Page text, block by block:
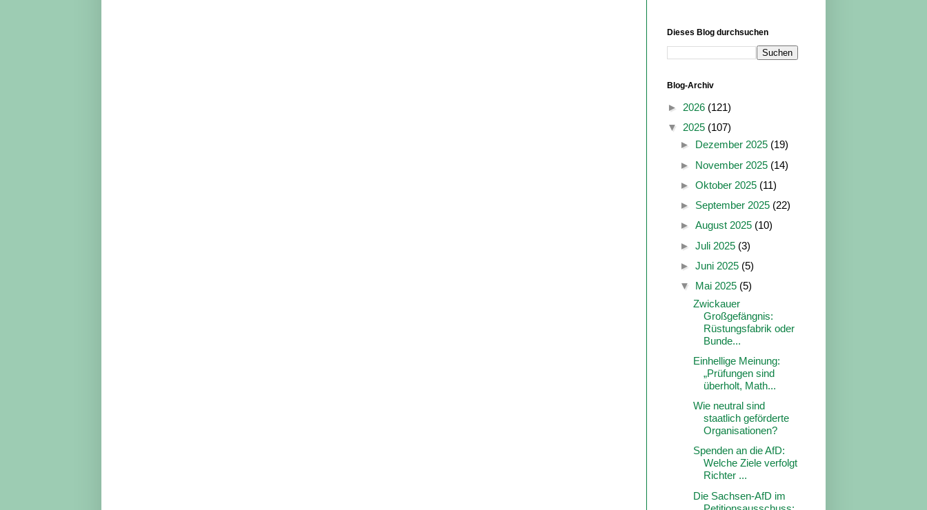
Dieses Blog durchsuchen
Blog-Archiv
► 2026 (121)
▼ 2025 (107)
► Dezember 2025 (19)
► November 2025 (14)
► Oktober 2025 (11)
► September 2025 (22)
► August 2025 (10)
► Juli 2025 (3)
► Juni 2025 (5)
▼ Mai 2025 (5)
Zwickauer
Großgefängnis:
Rüstungsfabrik oder
Bunde...
Einhellige Meinung:
„Prüfungen sind
überholt, Math...
Wie neutral sind
staatlich geförderte
Organisationen?
Spenden an die AfD:
Welche Ziele verfolgt
Richter ...
Die Sachsen-AfD im